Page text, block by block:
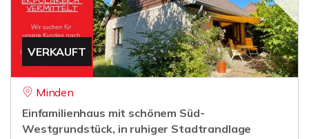
VERKAUFT
Minden
Einfamilienhaus mit schönem Süd-
Westgrundstück, in ruhiger Stadtrandlage